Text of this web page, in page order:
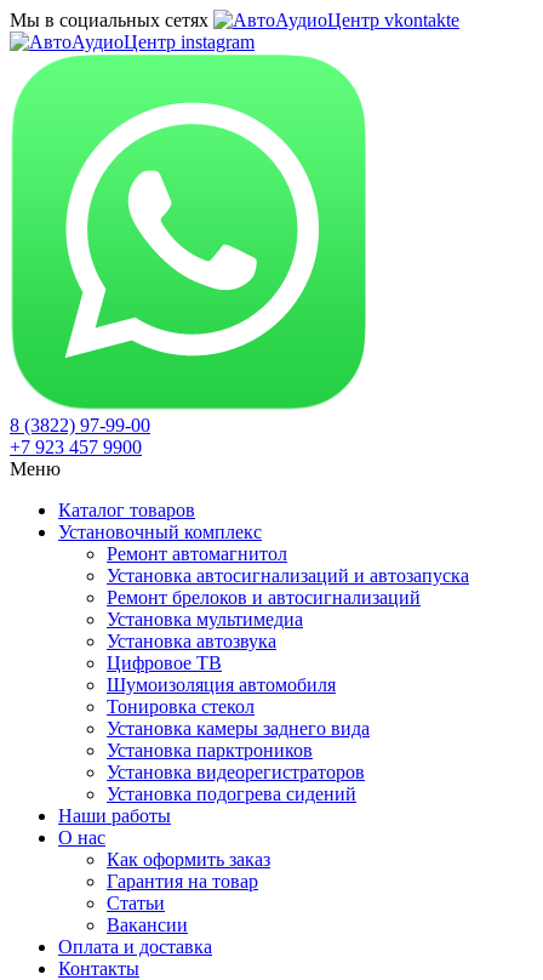
Мы в социальных сетях
8 (3822) 97-99-00
+7 923 457 9900
Меню
Каталог товаров
Установочный комплекс
Ремонт автомагнитол
Установка автосигнализаций и автозапуска
Ремонт брелоков и автосигнализаций
Установка мультимедиа
Установка автозвука
Цифровое ТВ
Шумоизоляция автомобиля
Тонировка стекол
Установка камеры заднего вида
Установка парктроников
Установка видеорегистраторов
Установка подогрева сидений
Наши работы
О нас
Как оформить заказ
Гарантия на товар
Статьи
Вакансии
Оплата и доставка
Контакты